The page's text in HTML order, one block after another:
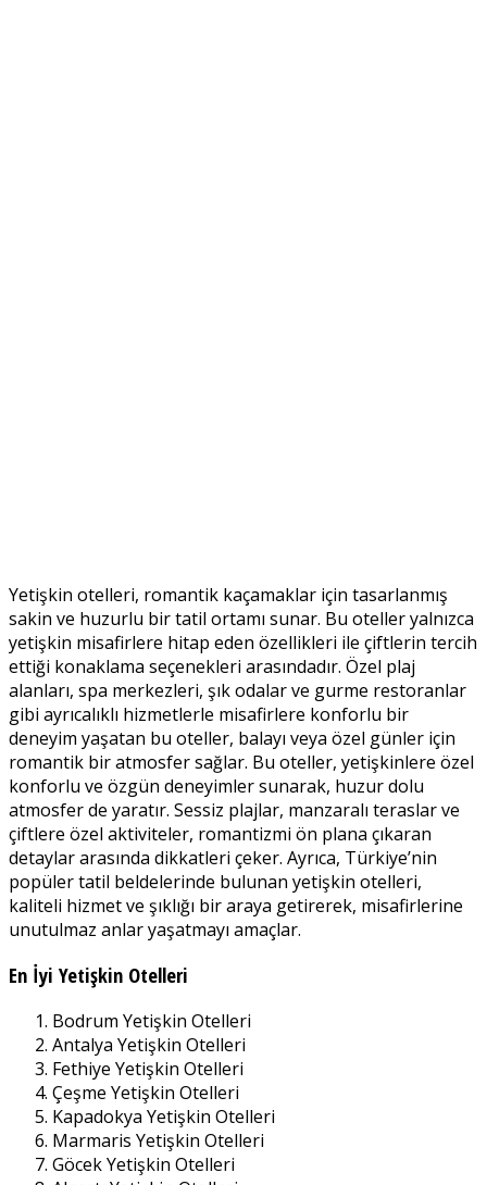
Yetişkin otelleri, romantik kaçamaklar için tasarlanmış
sakin ve huzurlu bir tatil ortamı sunar. Bu oteller yalnızca
yetişkin misafirlere hitap eden özellikleri ile çiftlerin tercih
ettiği konaklama seçenekleri arasındadır. Özel plaj
alanları, spa merkezleri, şık odalar ve gurme restoranlar
gibi ayrıcalıklı hizmetlerle misafirlere konforlu bir
deneyim yaşatan bu oteller, balayı veya özel günler için
romantik bir atmosfer sağlar. Bu oteller, yetişkinlere özel
konforlu ve özgün deneyimler sunarak, huzur dolu
atmosfer de yaratır. Sessiz plajlar, manzaralı teraslar ve
çiftlere özel aktiviteler, romantizmi ön plana çıkaran
detaylar arasında dikkatleri çeker. Ayrıca, Türkiye’nin
popüler tatil beldelerinde bulunan yetişkin otelleri,
kaliteli hizmet ve şıklığı bir araya getirerek, misafirlerine
unutulmaz anlar yaşatmayı amaçlar.
En İyi Yetişkin Otelleri
Bodrum Yetişkin Otelleri
Antalya Yetişkin Otelleri
Fethiye Yetişkin Otelleri
Çeşme Yetişkin Otelleri
Kapadokya Yetişkin Otelleri
Marmaris Yetişkin Otelleri
Göcek Yetişkin Otelleri